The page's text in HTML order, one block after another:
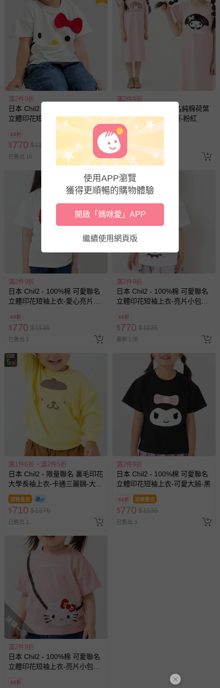
滿2件9折
日本 Chil2 - 100%棉 可愛聯名
立體印花短袖上衣-可愛大臉-白
68折
$770 $1135
已售出 10
滿2件9折
日本 Chil2 - 可愛聯名純棉荷葉
短袖洋裝-亮片美樂蒂-粉紅
68折
$950
已售出 1
滿2件9折
日本 Chil2 - 100%棉 可愛聯名
立體印花短袖上衣-愛心亮片造
68折
$770 $1135
已售出 1
滿2件9折
日本 Chil2 - 100%棉 可愛聯名
立體印花短袖上衣-亮片小包造
68折
$770 $1135
最新上架
回饋
5 %
滿1件6折，滿2件5折
日本 Chil2 - 限量聯名 裏毛印花
大學長袖上衣-卡通三麗鷗-大臉
布丁狗-黃
即將售完
$710 $1275
已售出 1
滿2件9折
日本 Chil2 - 100%棉 可愛聯名
立體印花短袖上衣-可愛大臉-黑
68折 即將售完
$770 $1135
已售出 3
搶購一空
滿2件9折
日本 Chil2 - 100%棉 可愛聯名
立體印花短袖上衣-亮片小包造
68折
使用APP瀏覽
獲得更順暢的購物體驗
開啟「媽咪愛」APP
繼續使用網頁版